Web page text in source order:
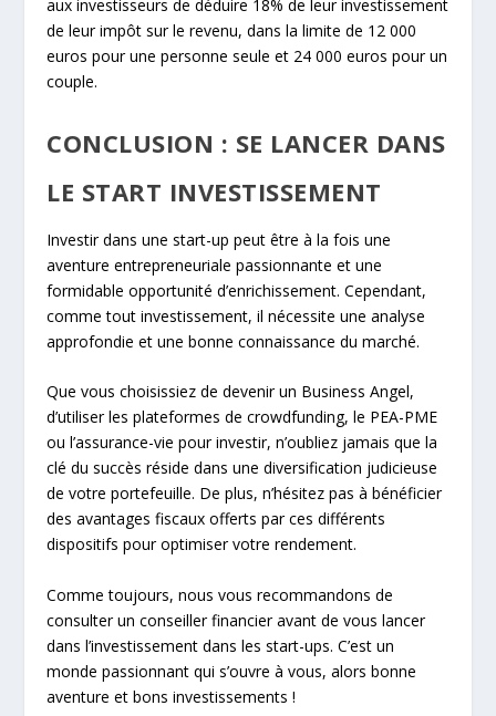
aux investisseurs de déduire 18% de leur investissement
de leur impôt sur le revenu, dans la limite de 12 000
euros pour une personne seule et 24 000 euros pour un
couple.
CONCLUSION : SE LANCER DANS
LE START INVESTISSEMENT
Investir dans une start-up peut être à la fois une
aventure entrepreneuriale passionnante et une
formidable opportunité d’enrichissement. Cependant,
comme tout investissement, il nécessite une analyse
approfondie et une bonne connaissance du marché.
Que vous choisissiez de devenir un Business Angel,
d’utiliser les plateformes de crowdfunding, le PEA-PME
ou l’assurance-vie pour investir, n’oubliez jamais que la
clé du succès réside dans une diversification judicieuse
de votre portefeuille. De plus, n’hésitez pas à bénéficier
des avantages fiscaux offerts par ces différents
dispositifs pour optimiser votre rendement.
Comme toujours, nous vous recommandons de
consulter un conseiller financier avant de vous lancer
dans l’investissement dans les start-ups. C’est un
monde passionnant qui s’ouvre à vous, alors bonne
aventure et bons investissements !